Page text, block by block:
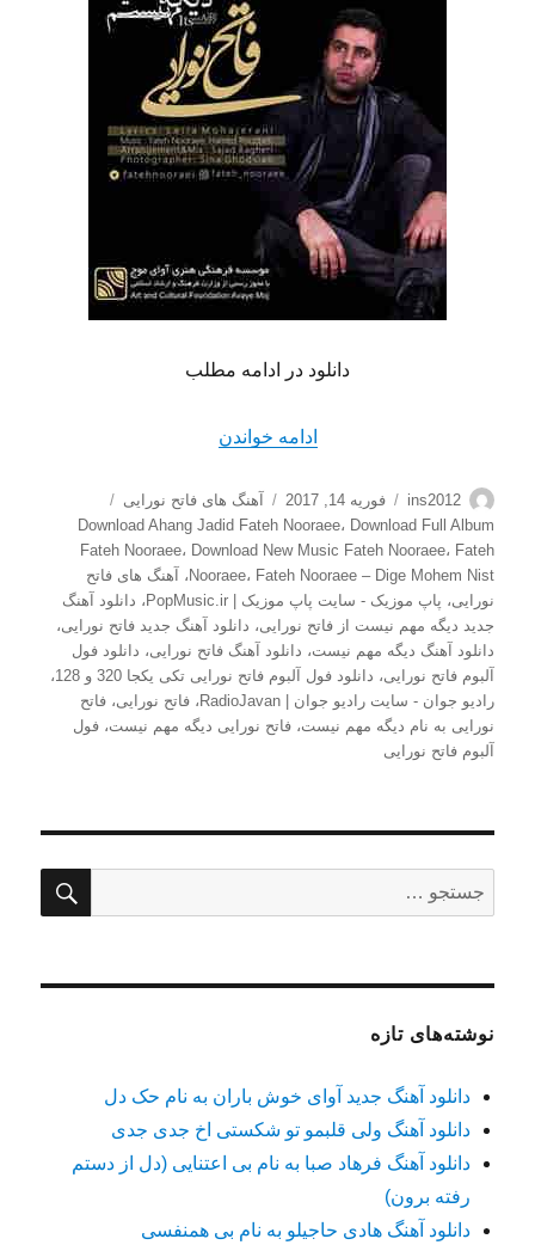
دانلود در ادامه مطلب
ادامه خواندن
نویسنده
ins2012
ارسال
شده
در
فوریه 14, 2017 دسته‌ها
آهنگ های فاتح نورایی
Download Ahang Jadid Fateh Nooraee، Download Full Album
Fateh Nooraee، Download New Music Fateh Nooraee، Fateh
Nooraee، Fateh Nooraee – Dige Mohem Nist ،
آهنگ های فاتح
نورایی، پاپ موزیک - سایت پاپ موزیک | PopMusic.ir ، دانلود آهنگ
جدید دیگه مهم نیست از فاتح نورایی، دانلود آهنگ جدید فاتح نورایی،
دانلود آهنگ دیگه مهم نیست، دانلود آهنگ فاتح نورایی، دانلود فول
آلبوم فاتح نورایی، دانلود فول آلبوم فاتح نورایی تکی یکجا 320 و 128
،
رادیو جوان - سایت رادیو جوان | RadioJavan
،فاتح نورایی،فاتح
نورایی به نام دیگه مهم نیست،فاتح نورایی دیگه مهم نیست،فول
آلبوم فاتح نورایی
برای:
نوشته‌های تازه
دانلود آهنگ جدید آوای خوش باران به نام حک دل
دانلود آهنگ ولی قلبمو تو شکستی اخ جدی جدی
دانلود آهنگ فرهاد صبا به نام بی اعتنایی (دل از دستم
رفته برون)
دانلود آهنگ هادی حاجیلو به نام بی همنفسی